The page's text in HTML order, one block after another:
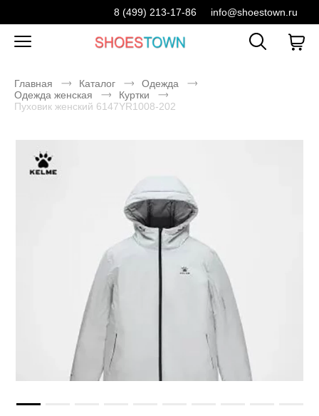
8 (499) 213-17-86 info@shoestown.ru
Главная Каталог
Одежда
Одежда женская
Куртки
Пуховик женский 6147YR1008-202